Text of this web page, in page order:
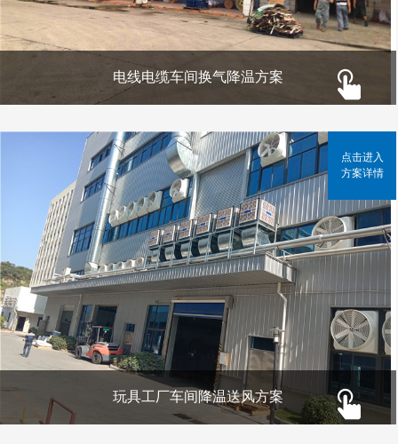
电线电缆车间换气降温方案
玩具工厂车间降温送风方案
点击进入
方案详情